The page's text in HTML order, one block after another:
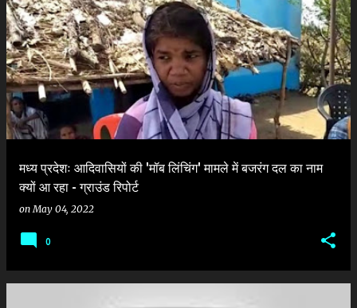
मध्य प्रदेशः आदिवासियों की 'मॉब लिंचिंग' मामले में बजरंग दल का नाम
क्यों आ रहा - ग्राउंड रिपोर्ट
onMay 04, 2022
0